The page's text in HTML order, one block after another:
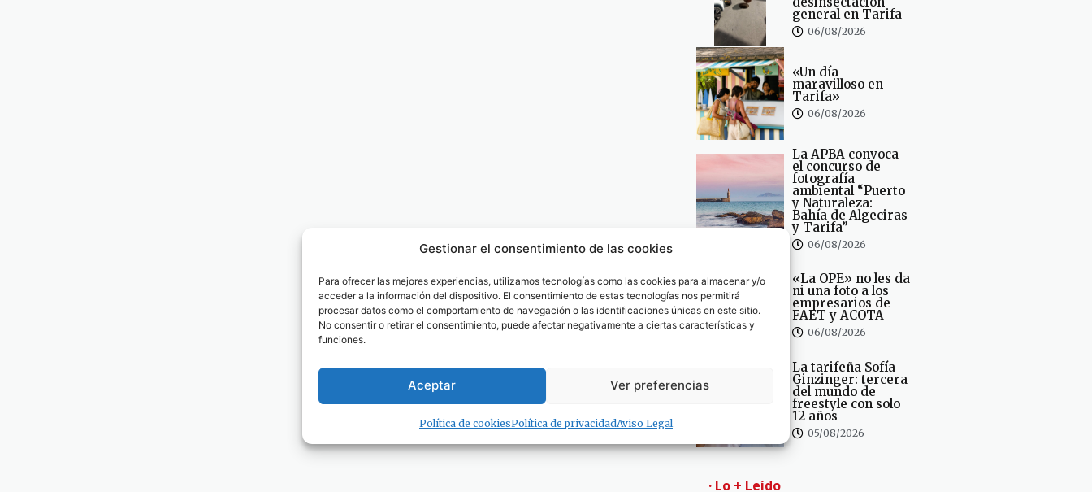
Gestionar el consentimiento de las cookies
Para ofrecer las mejores experiencias, utilizamos tecnologías como las cookies para almacenar y/o
acceder a la información del dispositivo. El consentimiento de estas tecnologías nos permitirá
procesar datos como el comportamiento de navegación o las identificaciones únicas en este sitio.
No consentir o retirar el consentimiento, puede afectar negativamente a ciertas características y
funciones.
Aceptar Ver preferencias
Política de cookiesPolítica de privacidadAviso Legal
general en Tarifa
06/08/2026
«Un día
maravilloso en
Tarifa»
06/08/2026
La APBA convoca
el concurso de
fotografía
ambiental “Puerto
y Naturaleza:
Bahía de Algeciras
y Tarifa”
06/08/2026
«La OPE» no les da
ni una foto a los
empresarios de
FAET y ACOTA
06/08/2026
La tarifeña Sofía
Ginzinger: tercera
del mundo de
freestyle con solo
12 años
05/08/2026
· Lo + Leído